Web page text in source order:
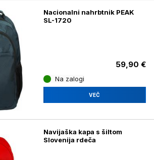
Nacionalni nahrbtnik PEAK
SL-1720
59,90 €
Na zalogi
VEČ
Navijaška kapa s šiltom
Slovenija rdeča